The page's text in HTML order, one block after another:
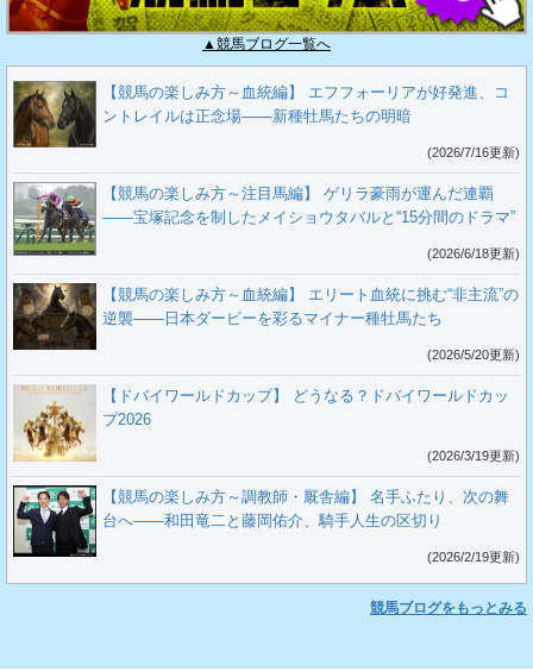
▲競馬ブログ一覧へ
【競馬の楽しみ方～血統編】 エフフォーリアが好発進、コ
ントレイルは正念場――新種牡馬たちの明暗
(2026/7/16更新)
【競馬の楽しみ方～注目馬編】 ゲリラ豪雨が運んだ連覇
――宝塚記念を制したメイショウタバルと“15分間のドラマ”
(2026/6/18更新)
【競馬の楽しみ方～血統編】 エリート血統に挑む“非主流”の
逆襲――日本ダービーを彩るマイナー種牡馬たち
(2026/5/20更新)
【ドバイワールドカップ】 どうなる？ドバイワールドカッ
プ2026
(2026/3/19更新)
【競馬の楽しみ方～調教師・厩舎編】 名手ふたり、次の舞
台へ――和田竜二と藤岡佑介、騎手人生の区切り
(2026/2/19更新)
競馬ブログをもっとみる